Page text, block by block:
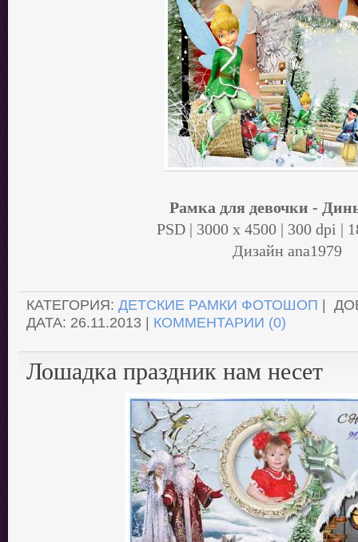
Рамка для девочки -
PSD | 3000 x 4500 | 300 dpi |
Дизайн аnа1979
КАТЕГОРИЯ: ДЕТСКИЕ РАМКИ ФОТОШОП |
ДАТА: 26.11.2013 | КОММЕНТАРИИ (0)
Лошадка праздник нам несет